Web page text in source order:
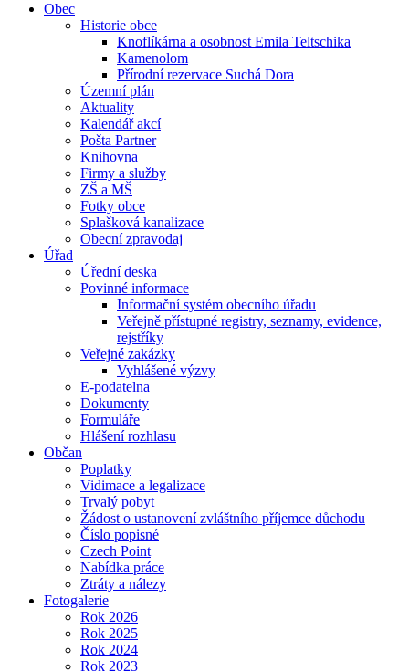
Obec
Historie obce
Knoflíkárna a osobnost Emila Teltschika
Kamenolom
Přírodní rezervace Suchá Dora
Územní plán
Aktuality
Kalendář akcí
Pošta Partner
Knihovna
Firmy a služby
ZŠ a MŠ
Fotky obce
Splašková kanalizace
Obecní zpravodaj
Úřad
Úřední deska
Povinné informace
Informační systém obecního úřadu
Veřejně přístupné registry, seznamy, evidence,
rejstříky
Veřejné zakázky
Vyhlášené výzvy
E-podatelna
Dokumenty
Formuláře
Hlášení rozhlasu
Občan
Poplatky
Vidimace a legalizace
Trvalý pobyt
Žádost o ustanovení zvláštního příjemce důchodu
Číslo popisné
Czech Point
Nabídka práce
Ztráty a nálezy
Fotogalerie
Rok 2026
Rok 2025
Rok 2024
Rok 2023